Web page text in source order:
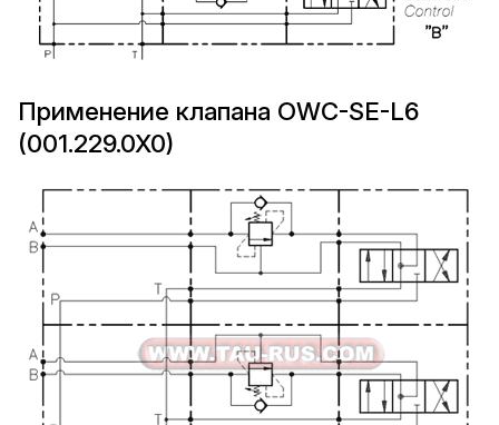
Применение клапана OWC-SE-L6
(001.229.0X0)